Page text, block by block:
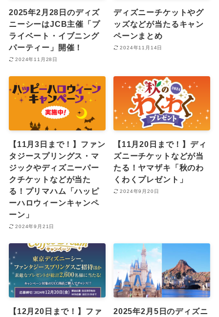
2025年2月28日のディズ
ニーシーはJCB主催「プ
ライベート・イブニング
パーティー」開催！
2024年11月28日
ディズニーチケットやグ
ッズなどが当たるキャン
ペーンまとめ
2024年11月14日
【11月3日まで！】ファン
タジースプリングス・マ
ジックやディズニーパー
クチケットなどが当た
る！プリマハム「ハッピ
ーハロウィーンキャンペ
ーン」
2024年9月21日
【11月20日まで！】ディ
ズニーチケットなどが当
たる！ヤマザキ「秋のわ
くわくプレゼント」
2024年9月20日
【12月20日まで！】ファ
2025年2月5日のディズニ